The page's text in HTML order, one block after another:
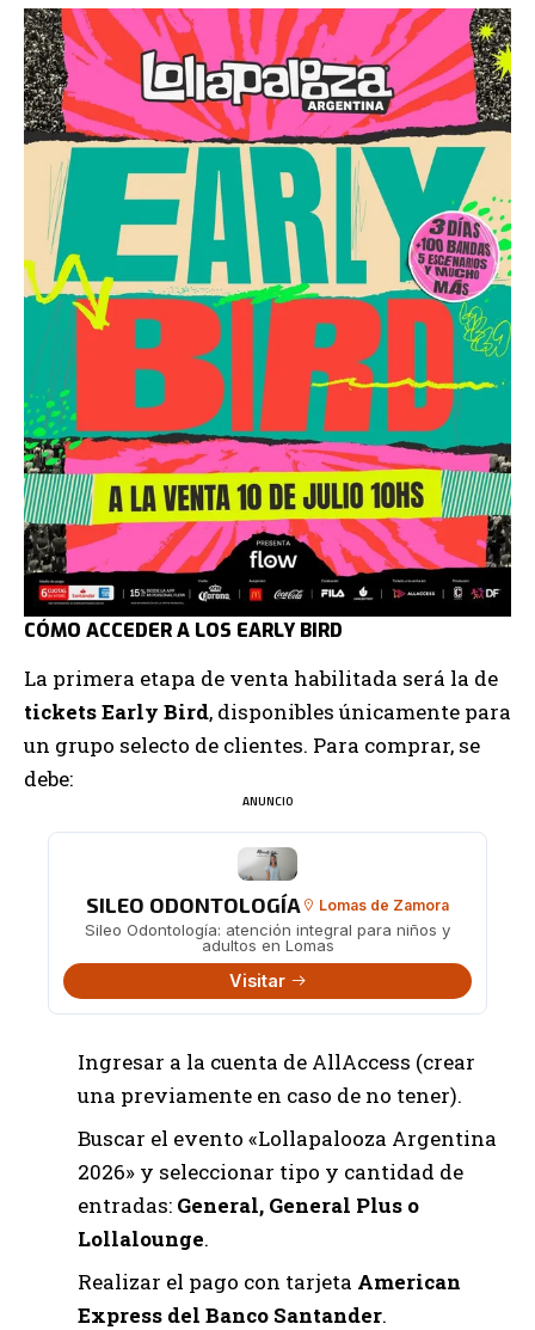
CÓMO ACCEDER A LOS EARLY BIRD
La primera etapa de venta habilitada será la de
tickets Early Bird, disponibles únicamente para
un grupo selecto de clientes. Para comprar, se
debe:
ANUNCIO
SILEO ODONTOLOGÍA Lomas de Zamora
Sileo Odontología: atención integral para niños y
adultos en Lomas
Visitar
Ingresar a la cuenta de AllAccess (crear
una previamente en caso de no tener).
Buscar el evento «Lollapalooza Argentina
2026» y seleccionar tipo y cantidad de
entradas: General, General Plus o
Lollalounge.
Realizar el pago con tarjeta American
Express del Banco Santander.